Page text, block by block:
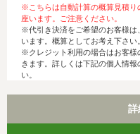
※こちらは自動計算の概算見積り
座います。ご注意ください。
※代引き決済をご希望のお客様は
います。概算としてお考え下さい。
※クレジット利用の場合はお客様
きます。詳しくは下記の個人情
い。
詳